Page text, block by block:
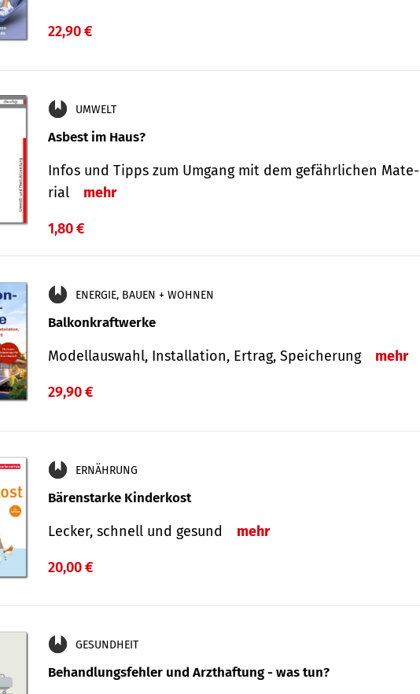
22,90 €
UMWELT
Asbest im Haus?
Infos und Tipps zum Um­gang mit dem ge­fähr­lichen Mate­
rial
mehr
1,80 €
ENERGIE, BAUEN + WOHNEN
Balkonkraftwerke
Modellauswahl, Installation, Ertrag, Speicherung mehr
29,90 €
ERNÄHRUNG
Bärenstarke Kinderkost
Lecker, schnell und gesund mehr
20,00 €
GESUNDHEIT
Behandlungsfehler und Arzthaftung - was tun?